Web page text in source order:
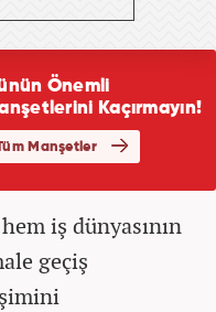
iş dünyasının
geçiş